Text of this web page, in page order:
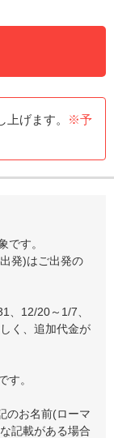
げます。
※予
です。
発)はご出発の
、12/20～1/7、
く、追加代金が
す。
のお名前(ローマ
記載がある場合